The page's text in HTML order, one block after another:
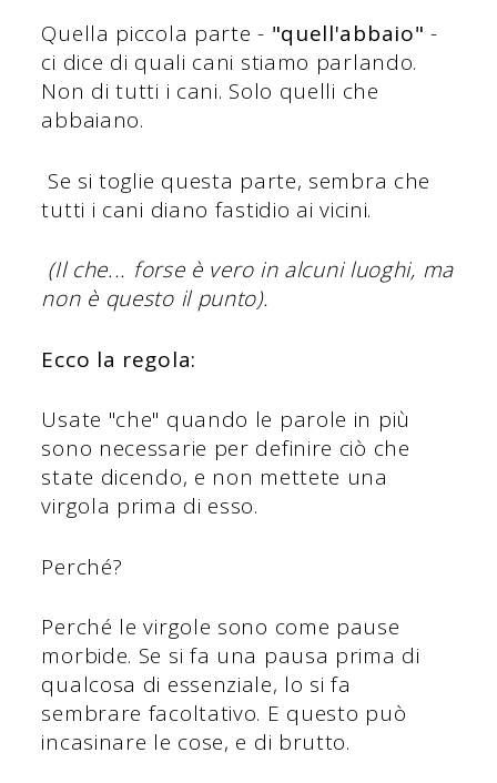
Quella piccola parte - "quell'abbaio" -
ci dice di quali cani stiamo parlando.
Non di tutti i cani. Solo quelli che
abbaiano.
Se si toglie questa parte, sembra che
tutti i cani diano fastidio ai vicini.
(Il che... forse è vero in alcuni luoghi, ma
non è questo il punto).
Ecco la regola:
Usate "che" quando le parole in più
sono necessarie per definire ciò che
state dicendo, e non mettete una
virgola prima di esso.
Perché?
Perché le virgole sono come pause
morbide. Se si fa una pausa prima di
qualcosa di essenziale, lo si fa
sembrare facoltativo. E questo può
incasinare le cose, e di brutto.